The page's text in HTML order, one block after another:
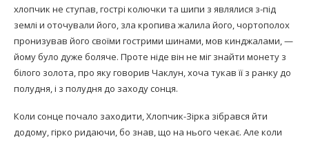
хлопчик не ступав, гострі колючки та шипи з являлися з-під
землі и оточували його, зла кропива жалила його, чортополох
пронизував його своїми гострими шинами, мов кинджалами, —
йому було дуже боляче. Проте ніде він не міг знайти монету з
білого золота, про яку говорив Чаклун, хоча тукав її з ранку до
полудня, і з полудня до заходу сонця.
Коли сонце почало заходити, Хлопчик-Зірка зібрався йти
додому, гірко ридаючи, бо знав, що на нього чекає. Але коли